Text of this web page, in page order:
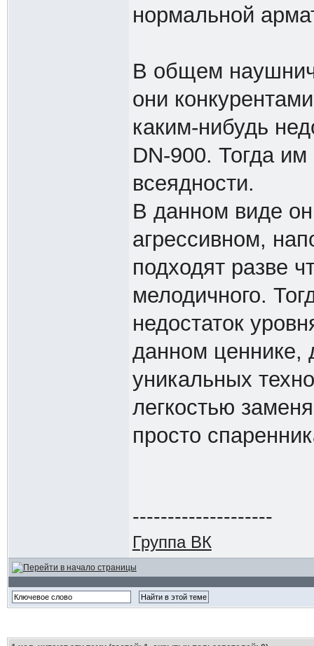
нормальной
В общем
они
каким-нибудь
DN-900. Тогда
всеядности.
В данном виде
агрессивном,
подходят разве
мелодичного.
недостаток
данном ценнике,
уникальных
легкостью
просто
--------------------
Группа ВК